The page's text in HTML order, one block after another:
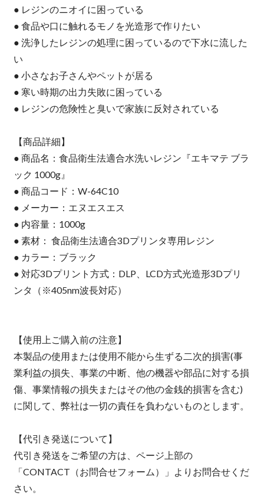
● レジンのニオイに困っている
● 食品や口に触れるモノを光造形で作りたい
● 洗浄したレジンの処理に困っているので下水に流した
い
● 小さなお子さんやペットが居る
● 寒い時期の出力失敗に困っている
● レジンの危険性と臭いで家族に反対されている
【商品詳細】
● 商品名：食品衛生法適合水洗いレジン『エキマテ ブラ
ック 1000g』
● 商品コード：W-64C10
● メーカー：エヌエスエス
● 内容量：1000g
● 素材： 食品衛生法適合3Dプリンタ専用レジン
● カラー：ブラック
● 対応3Dプリント方式：DLP、LCD方式光造形3Dプリ
ンタ（※405nm波長対応）
【使用上ご購入前の注意】
本製品の使用または使用不能から生ずる二次的損害(事
業利益の損失、事業の中断、他の機器や部品に対する損
傷、事業情報の損失またはその他の金銭的損害を含む)
に関して、弊社は一切の責任を負わないものとします。
【代引き発送について】
代引き発送をご希望の方は、ページ上部の
「CONTACT（お問合せフォーム）」よりお問合せくだ
さい。